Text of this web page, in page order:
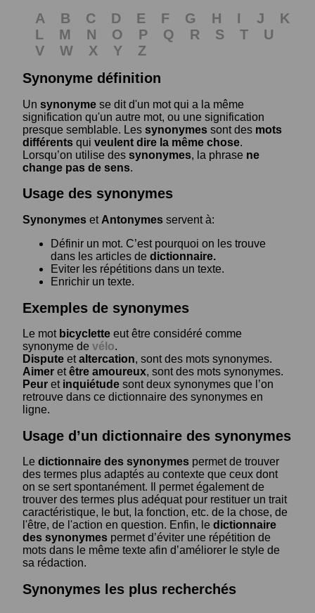
A B C D E F G H I J
K
L
M N O P Q R S T
U
V
W X Y
Z
Synonyme définition
Un synonyme se dit d'un mot qui a la même
signification qu'un autre mot, ou une signification
presque semblable. Les synonymes sont des mots
différents qui veulent dire la même chose.
Lorsqu’on utilise des synonymes, la phrase ne
change pas de sens.
Usage des synonymes
Synonymes et Antonymes servent à:
Définir un mot. C’est pourquoi on les trouve
dans les articles de dictionnaire.
Eviter les répétitions dans un texte.
Enrichir un texte.
Exemples de synonymes
Le mot bicyclette eut être considéré comme
synonyme de vélo.
Dispute etaltercation, sont des mots synonymes.
Aimer etêtre amoureux, sont des mots synonymes.
Peur et inquiétude sont deux synonymes que l’on
retrouve dans ce dictionnaire des synonymes en
ligne.
Usage d’un dictionnaire des synonymes
Le dictionnaire des synonymes permet de trouver
des termes plus adaptés au contexte que ceux dont
on se sert spontanément. Il permet également de
trouver des termes plus adéquat pour restituer un trait
caractéristique, le but, la fonction, etc. de la chose, de
l'être, de l'action en question. Enfin, le dictionnaire
des synonymes permet d’éviter une répétition de
mots dans le même texte afin d’améliorer le style de
sa rédaction.
Synonymes les plus recherchés